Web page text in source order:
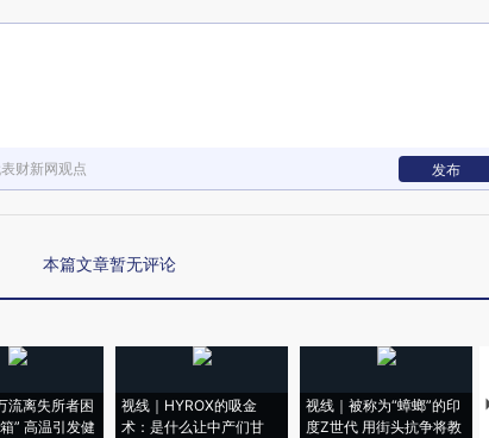
财新网观点 发布
本篇文章暂无评论
流离失所者困
” 高温引发健
视线｜HYROX的吸金
术：是什么让中产们甘
视线｜被称为“蟑螂”的印
度Z世代 用街头抗争将教